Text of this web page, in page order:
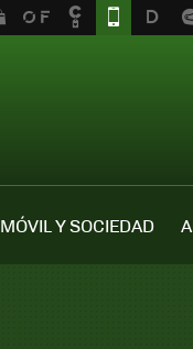
MÓVIL Y SOCIEDAD